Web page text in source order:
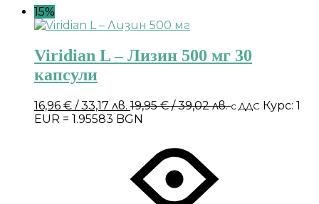
15%
Viridian L – Лизин 500 мг 30
капсули
16,96 € / 33,17 лв. 19,95€/ 39,02 лв.с ДДС Курс: 1
EUR = 1.95583 BGN